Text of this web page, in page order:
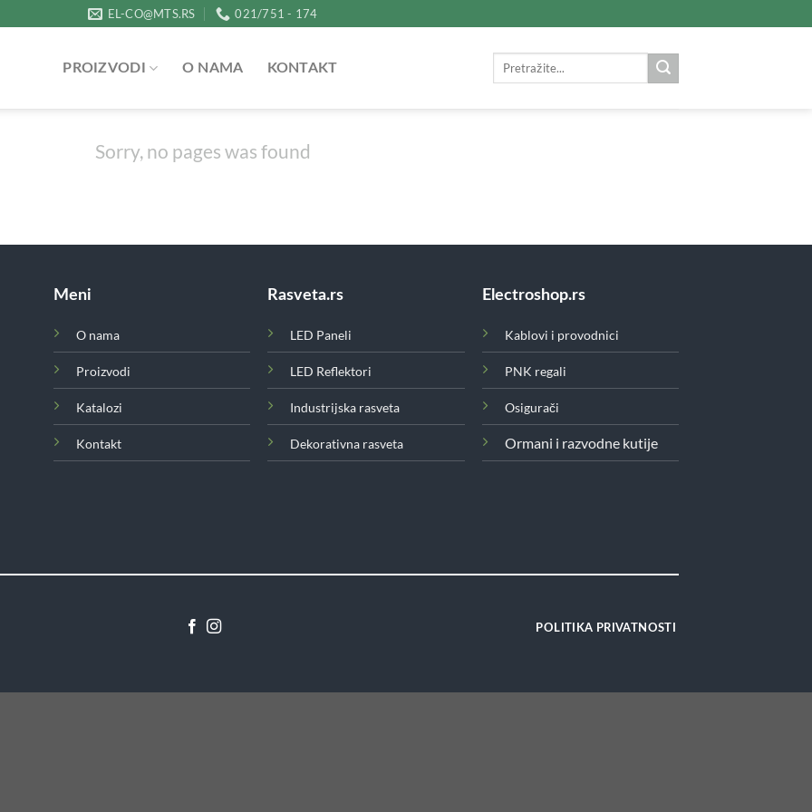
EL-CO@MTS.RS 021/751 - 174
PROIZVODI O NAMA KONTAKT
Sorry, no pages was found
Meni
O nama
Proizvodi
Katalozi
Kontakt
Rasveta.rs
LED Paneli
LED Reflektori
Industrijska rasveta
Dekorativna rasveta
Electroshop.rs
Kablovi i provodnici
PNK regali
Osigurači
Ormani i razvodne kutije
POLITIKA PRIVATNOSTI